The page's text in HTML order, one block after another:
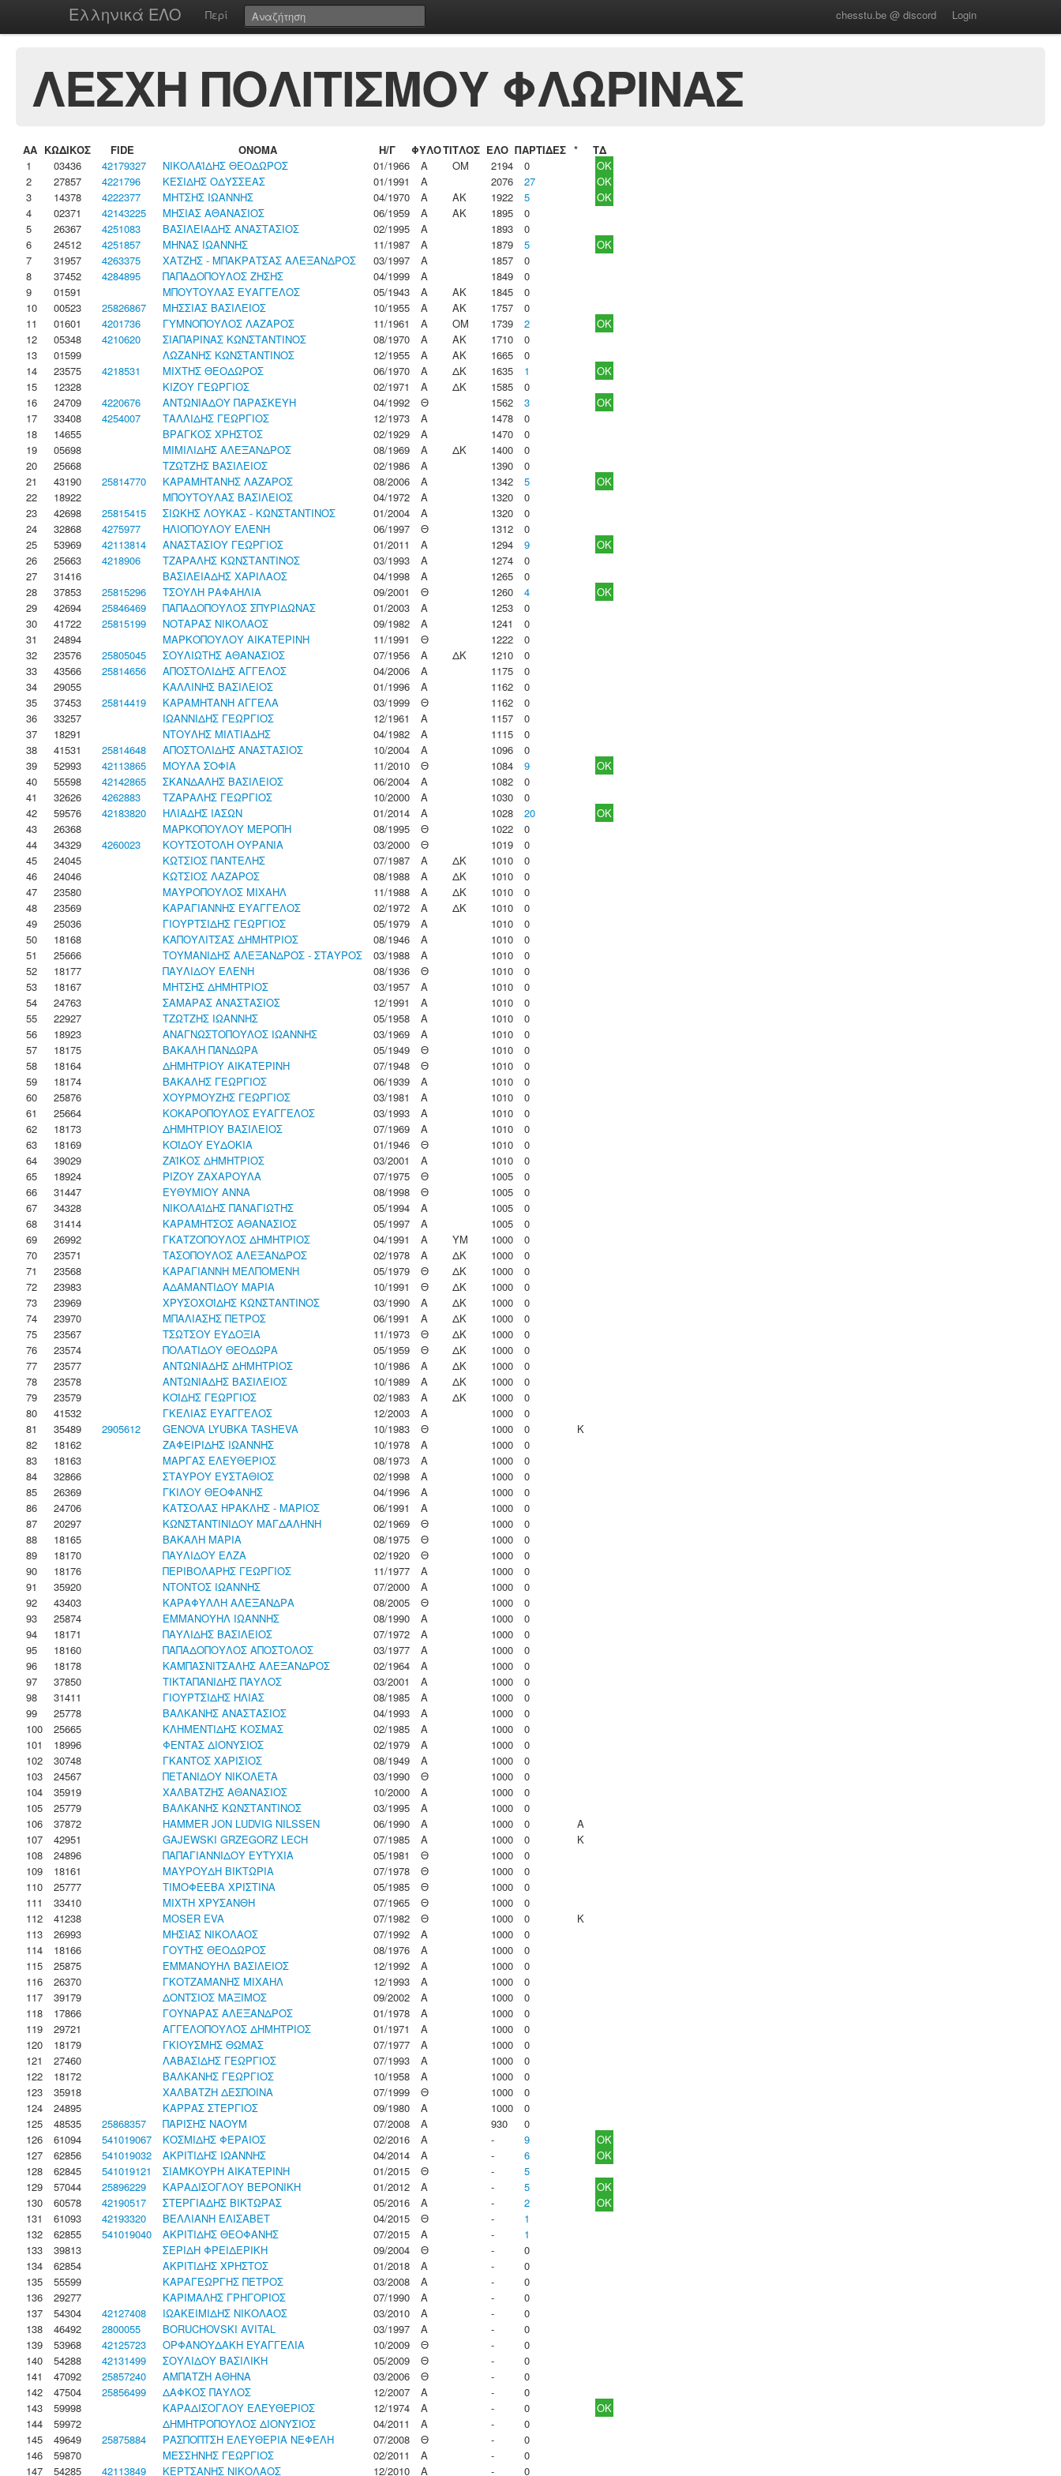
Ελληνικά ΕΛΟ Περί chesstu.be @ discord Login
ΛΕΣΧΗ ΠΟΛΙΤΙΣΜΟΥ ΦΛΩΡΙΝΑΣ
ΑΑ ΚΩΔΙΚΟΣ FIDE ΟΝΟΜΑ Η/Γ ΦΥΛΟΤΙΤΛΟΣ ΕΛΟ ΠΑΡΤΙΔΕΣ *
ΤΔ
1
03436 42179327 ΝΙΚΟΛΑΪΔΗΣ ΘΕΟΔΩΡΟΣ 01/1966 Α ΟΜ 2194 0
OK
2
27857 4221796 ΚΕΣΙΔΗΣ ΟΔΥΣΣΕΑΣ 01/1991 Α 2076 27
OK
3
14378 4222377 ΜΗΤΣΗΣ ΙΩΑΝΝΗΣ 04/1970 Α ΑΚ 1922 5
OK
4
02371 42143225 ΜΗΣΙΑΣ ΑΘΑΝΑΣΙΟΣ 06/1959 Α ΑΚ 1895
0
5
26367 4251083 ΒΑΣΙΛΕΙΑΔΗΣ ΑΝΑΣΤΑΣΙΟΣ 02/1995 Α 1893
0
6
24512 4251857 ΜΗΝΑΣ ΙΩΑΝΝΗΣ 11/1987 Α 1879 5
OK
7
31957 4263375 ΧΑΤΖΗΣ - ΜΠΑΚΡΑΤΣΑΣ ΑΛΕΞΑΝΔΡΟΣ 03/1997 Α 1857
0
8
37452 4284895 ΠΑΠΑΔΟΠΟΥΛΟΣ ΖΗΣΗΣ 04/1999 Α 1849
0
9
01591 ΜΠΟΥΤΟΥΛΑΣ ΕΥΑΓΓΕΛΟΣ 05/1943 Α ΑΚ 1845
0
10
00523 25826867 ΜΗΣΣΙΑΣ ΒΑΣΙΛΕΙΟΣ 10/1955 Α ΑΚ 1757
0
11
01601 4201736 ΓΥΜΝΟΠΟΥΛΟΣ ΛΑΖΑΡΟΣ 11/1961 Α ΟΜ 1739 2
OK
12
05348 4210620 ΣΙΑΠΑΡΙΝΑΣ ΚΩΝΣΤΑΝΤΙΝΟΣ 08/1970 Α ΑΚ 1710
0
13
01599 ΛΩΖΑΝΗΣ ΚΩΝΣΤΑΝΤΙΝΟΣ 12/1955 Α ΑΚ 1665
0
14
23575 4218531 ΜΙΧΤΗΣ ΘΕΟΔΩΡΟΣ 06/1970 Α ΔΚ 1635 1
OK
15
12328 ΚΙΖΟΥ ΓΕΩΡΓΙΟΣ 02/1971 Α ΔΚ 1585
0
16
24709 4220676 ΑΝΤΩΝΙΑΔΟΥ ΠΑΡΑΣΚΕΥΗ 04/1992 Θ 1562 3
OK
17
33408 4254007 ΤΑΛΛΙΔΗΣ ΓΕΩΡΓΙΟΣ 12/1973 Α 1478
0
18
14655 ΒΡΑΓΚΟΣ ΧΡΗΣΤΟΣ 02/1929 Α 1470
0
19
05698 ΜΙΜΙΛΙΔΗΣ ΑΛΕΞΑΝΔΡΟΣ 08/1969 Α ΔΚ 1400
0
20
25668 ΤΖΩΤΖΗΣ ΒΑΣΙΛΕΙΟΣ 02/1986 Α 1390
0
21
43190 25814770 ΚΑΡΑΜΗΤΑΝΗΣ ΛΑΖΑΡΟΣ 08/2006 Α 1342 5
OK
22
18922 ΜΠΟΥΤΟΥΛΑΣ ΒΑΣΙΛΕΙΟΣ 04/1972 Α 1320
0
23
42698 25815415 ΣΙΩΚΗΣ ΛΟΥΚΑΣ - ΚΩΝΣΤΑΝΤΙΝΟΣ 01/2004 Α 1320
0
24
32868 4275977 ΗΛΙΟΠΟΥΛΟΥ ΕΛΕΝΗ 06/1997 Θ 1312
0
25
53969 42113814 ΑΝΑΣΤΑΣΙΟΥ ΓΕΩΡΓΙΟΣ 01/2011 Α 1294 9
OK
26
25663 4218906 ΤΖΑΡΑΛΗΣ ΚΩΝΣΤΑΝΤΙΝΟΣ 03/1993 Α 1274
0
27
31416 ΒΑΣΙΛΕΙΑΔΗΣ ΧΑΡΙΛΑΟΣ 04/1998 Α 1265
0
28
37853 25815296 ΤΣΟΥΛΗ ΡΑΦΑΗΛΙΑ 09/2001 Θ 1260 4
OK
29
42694 25846469 ΠΑΠΑΔΟΠΟΥΛΟΣ ΣΠΥΡΙΔΩΝΑΣ 01/2003 Α 1253
0
30
41722 25815199 ΝΟΤΑΡΑΣ ΝΙΚΟΛΑΟΣ 09/1982 Α 1241
0
31
24894 ΜΑΡΚΟΠΟΥΛΟΥ ΑΙΚΑΤΕΡΙΝΗ 11/1991 Θ 1222
0
32
23576 25805045 ΣΟΥΛΙΩΤΗΣ ΑΘΑΝΑΣΙΟΣ 07/1956 Α ΔΚ 1210
0
33
43566 25814656 ΑΠΟΣΤΟΛΙΔΗΣ ΑΓΓΕΛΟΣ 04/2006 Α 1175
0
34
29055 ΚΑΛΛΙΝΗΣ ΒΑΣΙΛΕΙΟΣ 01/1996 Α 1162
0
35
37453 25814419 ΚΑΡΑΜΗΤΑΝΗ ΑΓΓΕΛΑ 03/1999 Θ 1162
0
36
33257 ΙΩΑΝΝΙΔΗΣ ΓΕΩΡΓΙΟΣ 12/1961 Α 1157
0
37
18291 ΝΤΟΥΛΗΣ ΜΙΛΤΙΑΔΗΣ 04/1982 Α 1115
0
38
41531 25814648 ΑΠΟΣΤΟΛΙΔΗΣ ΑΝΑΣΤΑΣΙΟΣ 10/2004 Α 1096
0
39
52993 42113865 ΜΟΥΛΑ ΣΟΦΙΑ 11/2010 Θ 1084 9
OK
40
55598 42142865 ΣΚΑΝΔΑΛΗΣ ΒΑΣΙΛΕΙΟΣ 06/2004 Α 1082
0
41
32626 4262883 ΤΖΑΡΑΛΗΣ ΓΕΩΡΓΙΟΣ 10/2000 Α 1030
0
42
59576 42183820 ΗΛΙΑΔΗΣ ΙΑΣΩΝ 01/2014 Α 1028 20
OK
43
26368 ΜΑΡΚΟΠΟΥΛΟΥ ΜΕΡΟΠΗ 08/1995 Θ 1022
0
44
34329 4260023 ΚΟΥΤΣΟΤΟΛΗ ΟΥΡΑΝΙΑ 03/2000 Θ 1019
0
45
24045 ΚΩΤΣΙΟΣ ΠΑΝΤΕΛΗΣ 07/1987 Α ΔΚ 1010
0
46
24046 ΚΩΤΣΙΟΣ ΛΑΖΑΡΟΣ 08/1988 Α ΔΚ 1010
0
47
23580 ΜΑΥΡΟΠΟΥΛΟΣ ΜΙΧΑΗΛ 11/1988 Α ΔΚ 1010
0
48
23569 ΚΑΡΑΓΙΑΝΝΗΣ ΕΥΑΓΓΕΛΟΣ 02/1972 Α ΔΚ 1010
0
49
25036 ΓΙΟΥΡΤΣΙΔΗΣ ΓΕΩΡΓΙΟΣ 05/1979 Α 1010
0
50
18168 ΚΑΠΟΥΛΙΤΣΑΣ ΔΗΜΗΤΡΙΟΣ 08/1946 Α 1010
0
51
25666 ΤΟΥΜΑΝΙΔΗΣ ΑΛΕΞΑΝΔΡΟΣ - ΣΤΑΥΡΟΣ 03/1988 Α 1010
0
52
18177 ΠΑΥΛΙΔΟΥ ΕΛΕΝΗ 08/1936 Θ 1010
0
53
18167 ΜΗΤΣΗΣ ΔΗΜΗΤΡΙΟΣ 03/1957 Α 1010
0
54
24763 ΣΑΜΑΡΑΣ ΑΝΑΣΤΑΣΙΟΣ 12/1991 Α 1010
0
55
22927 ΤΖΩΤΖΗΣ ΙΩΑΝΝΗΣ 05/1958 Α 1010
0
56
18923 ΑΝΑΓΝΩΣΤΟΠΟΥΛΟΣ ΙΩΑΝΝΗΣ 03/1969 Α 1010
0
57
18175 ΒΑΚΑΛΗ ΠΑΝΔΩΡΑ 05/1949 Θ 1010
0
58
18164 ΔΗΜΗΤΡΙΟΥ ΑΙΚΑΤΕΡΙΝΗ 07/1948 Θ 1010
0
59
18174 ΒΑΚΑΛΗΣ ΓΕΩΡΓΙΟΣ 06/1939 Α 1010
0
60
25876 ΧΟΥΡΜΟΥΖΗΣ ΓΕΩΡΓΙΟΣ 03/1981 Α 1010
0
61
25664 ΚΟΚΑΡΟΠΟΥΛΟΣ ΕΥΑΓΓΕΛΟΣ 03/1993 Α 1010
0
62
18173 ΔΗΜΗΤΡΙΟΥ ΒΑΣΙΛΕΙΟΣ 07/1969 Α 1010
0
63
18169 ΚΟΪΔΟΥ ΕΥΔΟΚΙΑ 01/1946 Θ 1010
0
64
39029 ΖΑΪΚΟΣ ΔΗΜΗΤΡΙΟΣ 03/2001 Α 1010
0
65
18924 ΡΙΖΟΥ ΖΑΧΑΡΟΥΛΑ 07/1975 Θ 1005
0
66
31447 ΕΥΘΥΜΙΟΥ ΑΝΝΑ 08/1998 Θ 1005
0
67
34328 ΝΙΚΟΛΑΪΔΗΣ ΠΑΝΑΓΙΩΤΗΣ 05/1994 Α 1005
0
68
31414 ΚΑΡΑΜΗΤΣΟΣ ΑΘΑΝΑΣΙΟΣ 05/1997 Α 1005
0
69
26992 ΓΚΑΤΖΟΠΟΥΛΟΣ ΔΗΜΗΤΡΙΟΣ 04/1991 Α ΥΜ 1000
0
70
23571 ΤΑΣΟΠΟΥΛΟΣ ΑΛΕΞΑΝΔΡΟΣ 02/1978 Α ΔΚ 1000
0
71
23568 ΚΑΡΑΓΙΑΝΝΗ ΜΕΛΠΟΜΕΝΗ 05/1979 Θ ΔΚ 1000
0
72
23983 ΑΔΑΜΑΝΤΙΔΟΥ ΜΑΡΙΑ 10/1991 Θ ΔΚ 1000
0
73
23969 ΧΡΥΣΟΧΟΪΔΗΣ ΚΩΝΣΤΑΝΤΙΝΟΣ 03/1990 Α ΔΚ 1000
0
74
23970 ΜΠΑΛΙΑΣΗΣ ΠΕΤΡΟΣ 06/1991 Α ΔΚ 1000
0
75
23567 ΤΣΩΤΣΟΥ ΕΥΔΟΞΙΑ 11/1973 Θ ΔΚ 1000
0
76
23574 ΠΟΛΑΤΙΔΟΥ ΘΕΟΔΩΡΑ 05/1959 Θ ΔΚ 1000
0
77
23577 ΑΝΤΩΝΙΑΔΗΣ ΔΗΜΗΤΡΙΟΣ 10/1986 Α ΔΚ 1000
0
78
23578 ΑΝΤΩΝΙΑΔΗΣ ΒΑΣΙΛΕΙΟΣ 10/1989 Α ΔΚ 1000
0
79
23579 ΚΟΪΔΗΣ ΓΕΩΡΓΙΟΣ 02/1983 Α ΔΚ 1000
0
80
41532 ΓΚΕΛΙΑΣ ΕΥΑΓΓΕΛΟΣ 12/2003 Α 1000
0
81
35489 2905612 GENOVA LYUBKA TASHEVA 10/1983 Θ 1000 0
K
82
18162 ΖΑΦΕΙΡΙΔΗΣ ΙΩΑΝΝΗΣ 10/1978 Α 1000
0
83
18163 ΜΑΡΓΑΣ ΕΛΕΥΘΕΡΙΟΣ 08/1973 Α 1000
0
84
32866 ΣΤΑΥΡΟΥ ΕΥΣΤΑΘΙΟΣ 02/1998 Α 1000
0
85
26369 ΓΚΙΛΟΥ ΘΕΟΦΑΝΗΣ 04/1996 Α 1000
0
86
24706 ΚΑΤΣΟΛΑΣ ΗΡΑΚΛΗΣ - ΜΑΡΙΟΣ 06/1991 Α 1000
0
87
20297 ΚΩΝΣΤΑΝΤΙΝΙΔΟΥ ΜΑΓΔΑΛΗΝΗ 02/1969 Θ 1000
0
88
18165 ΒΑΚΑΛΗ ΜΑΡΙΑ 08/1975 Θ 1000
0
89
18170 ΠΑΥΛΙΔΟΥ ΕΛΖΑ 02/1920 Θ 1000
0
90
18176 ΠΕΡΙΒΟΛΑΡΗΣ ΓΕΩΡΓΙΟΣ 11/1977 Α 1000
0
91
35920 ΝΤΟΝΤΟΣ ΙΩΑΝΝΗΣ 07/2000 Α 1000
0
92
43403 ΚΑΡΑΦΥΛΛΗ ΑΛΕΞΑΝΔΡΑ 08/2005 Θ 1000
0
93
25874 ΕΜΜΑΝΟΥΗΛ ΙΩΑΝΝΗΣ 08/1990 Α 1000
0
94
18171 ΠΑΥΛΙΔΗΣ ΒΑΣΙΛΕΙΟΣ 07/1972 Α 1000
0
95
18160 ΠΑΠΑΔΟΠΟΥΛΟΣ ΑΠΟΣΤΟΛΟΣ 03/1977 Α 1000
0
96
18178 ΚΑΜΠΑΣΝΙΤΣΑΛΗΣ ΑΛΕΞΑΝΔΡΟΣ 02/1964 Α 1000
0
97
37850 ΤΙΚΤΑΠΑΝΙΔΗΣ ΠΑΥΛΟΣ 03/2001 Α 1000
0
98
31411 ΓΙΟΥΡΤΣΙΔΗΣ ΗΛΙΑΣ 08/1985 Α 1000
0
99
25778 ΒΑΛΚΑΝΗΣ ΑΝΑΣΤΑΣΙΟΣ 04/1993 Α 1000
0
100
25665 ΚΛΗΜΕΝΤΙΔΗΣ ΚΟΣΜΑΣ 02/1985 Α 1000
0
101
18996 ΦΕΝΤΑΣ ΔΙΟΝΥΣΙΟΣ 02/1979 Α 1000
0
102
30748 ΓΚΑΝΤΟΣ ΧΑΡΙΣΙΟΣ 08/1949 Α 1000
0
103
24567 ΠΕΤΑΝΙΔΟΥ ΝΙΚΟΛΕΤΑ 03/1990 Θ 1000
0
104
35919 ΧΑΛΒΑΤΖΗΣ ΑΘΑΝΑΣΙΟΣ 10/2000 Α 1000
0
105
25779 ΒΑΛΚΑΝΗΣ ΚΩΝΣΤΑΝΤΙΝΟΣ 03/1995 Α 1000
0
106
37872 HAMMER JON LUDVIG NILSSEN 06/1990 Α 1000 0
A
107
42951 GAJEWSKI GRZEGORZ LECH 07/1985 Α 1000 0
K
108
24896 ΠΑΠΑΓΙΑΝΝΙΔΟΥ ΕΥΤΥΧΙΑ 05/1981 Θ 1000
0
109
18161 ΜΑΥΡΟΥΔΗ ΒΙΚΤΩΡΙΑ 07/1978 Θ 1000
0
110
25777 ΤΙΜΟΦΕΕΒΑ ΧΡΙΣΤΙΝΑ 05/1985 Θ 1000
0
111
33410 ΜΙΧΤΗ ΧΡΥΣΑΝΘΗ 07/1965 Θ 1000
0
112
41238 MOSER EVA 07/1982 Θ 1000 0
K
113
26993 ΜΗΣΙΑΣ ΝΙΚΟΛΑΟΣ 07/1992 Α 1000
0
114
18166 ΓΟΥΤΗΣ ΘΕΟΔΩΡΟΣ 08/1976 Α 1000
0
115
25875 ΕΜΜΑΝΟΥΗΛ ΒΑΣΙΛΕΙΟΣ 12/1992 Α 1000
0
116
26370 ΓΚΟΤΖΑΜΑΝΗΣ ΜΙΧΑΗΛ 12/1993 Α 1000
0
117
39179 ΔΟΝΤΣΙΟΣ ΜΑΞΙΜΟΣ 09/2002 Α 1000
0
118
17866 ΓΟΥΝΑΡΑΣ ΑΛΕΞΑΝΔΡΟΣ 01/1978 Α 1000
0
119
29721 ΑΓΓΕΛΟΠΟΥΛΟΣ ΔΗΜΗΤΡΙΟΣ 01/1971 Α 1000
0
120
18179 ΓΚΙΟΥΣΜΗΣ ΘΩΜΑΣ 07/1977 Α 1000
0
121
27460 ΛΑΒΑΣΙΔΗΣ ΓΕΩΡΓΙΟΣ 07/1993 Α 1000
0
122
18172 ΒΑΛΚΑΝΗΣ ΓΕΩΡΓΙΟΣ 10/1958 Α 1000
0
123
35918 ΧΑΛΒΑΤΖΗ ΔΕΣΠΟΙΝΑ 07/1999 Θ 1000
0
124
24895 ΚΑΡΡΑΣ ΣΤΕΡΓΙΟΣ 09/1980 Α 1000
0
125
48535 25868357 ΠΑΡΙΣΗΣ ΝΑΟΥΜ 07/2008 Α 930
0
126
61094 541019067 ΚΟΣΜΙΔΗΣ ΦΕΡΑΙΟΣ 02/2016 Α - 9
OK
127
62856 541019032 ΑΚΡΙΤΙΔΗΣ ΙΩΑΝΝΗΣ 04/2014 Α - 6
OK
128
62845 541019121 ΣΙΑΜΚΟΥΡΗ ΑΙΚΑΤΕΡΙΝΗ 01/2015 Θ -
5
129
57044 25896229 ΚΑΡΑΔΙΣΟΓΛΟΥ ΒΕΡΟΝΙΚΗ 01/2012 Α - 5
OK
130
60578 42190517 ΣΤΕΡΓΙΑΔΗΣ ΒΙΚΤΩΡΑΣ 05/2016 Α - 2
OK
131
61093 42193320 ΒΕΛΛΙΑΝΗ ΕΛΙΣΑΒΕΤ 04/2015 Θ -
1
132
62855 541019040 ΑΚΡΙΤΙΔΗΣ ΘΕΟΦΑΝΗΣ 07/2015 Α -
1
133
39813 ΣΕΡΙΔΗ ΦΡΕΙΔΕΡΙΚΗ 09/2004 Θ -
0
134
62854 ΑΚΡΙΤΙΔΗΣ ΧΡΗΣΤΟΣ 01/2018 Α -
0
135
55599 ΚΑΡΑΓΕΩΡΓΗΣ ΠΕΤΡΟΣ 03/2008 Α -
0
136
29277 ΚΑΡΙΜΑΛΗΣ ΓΡΗΓΟΡΙΟΣ 07/1990 Α -
0
137
54304 42127408 ΙΩΑΚΕΙΜΙΔΗΣ ΝΙΚΟΛΑΟΣ 03/2010 Α -
0
138
46492 2800055 BORUCHOVSKI AVITAL 03/1997 Α -
0
139
53968 42125723 ΟΡΦΑΝΟΥΔΑΚΗ ΕΥΑΓΓΕΛΙΑ 10/2009 Θ -
0
140
54288 42131499 ΣΟΥΛΙΔΟΥ ΒΑΣΙΛΙΚΗ 05/2009 Θ -
0
141
47092 25857240 ΑΜΠΑΤΖΗ ΑΘΗΝΑ 03/2006 Θ -
0
142
47504 25856499 ΔΑΦΚΟΣ ΠΑΥΛΟΣ 12/2007 Α -
0
143
59998 ΚΑΡΑΔΙΣΟΓΛΟΥ ΕΛΕΥΘΕΡΙΟΣ 12/1974 Α - 0
OK
144
59972 ΔΗΜΗΤΡΟΠΟΥΛΟΣ ΔΙΟΝΥΣΙΟΣ 04/2011 Α -
0
145
49649 25875884 ΡΑΣΠΟΠΤΣΗ ΕΛΕΥΘΕΡΙΑ ΝΕΦΕΛΗ 07/2008 Θ -
0
146
59870 ΜΕΣΣΗΝΗΣ ΓΕΩΡΓΙΟΣ 02/2011 Α -
0
147
54285 42113849 ΚΕΡΤΣΑΝΗΣ ΝΙΚΟΛΑΟΣ 12/2010 Α - 0